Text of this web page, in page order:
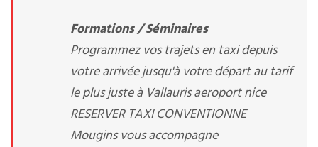
Formations / Séminaires
Programmez vos trajets en taxi depuis
votre arrivée jusqu'à votre départ au tarif
le plus juste à Vallauris aeroport nice
RESERVER TAXI CONVENTIONNE
Mougins vous accompagne